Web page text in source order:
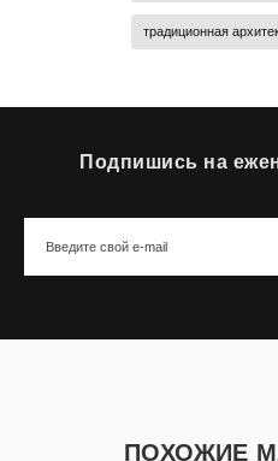
традиционная
Подпишись на
ПОХОЖИЕ